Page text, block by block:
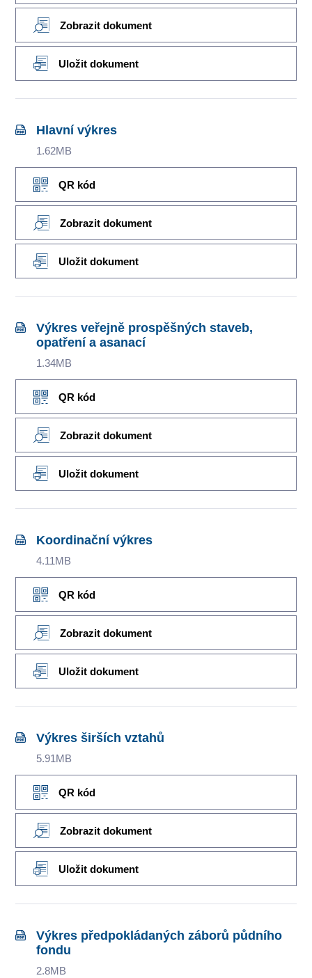
Zobrazit dokument
Uložit dokument
Hlavní výkres
1.62MB
QR kód
Zobrazit dokument
Uložit dokument
Výkres veřejně prospěšných staveb,
opatření a asanací
1.34MB
QR kód
Zobrazit dokument
Uložit dokument
Koordinační výkres
4.11MB
QR kód
Zobrazit dokument
Uložit dokument
Výkres širších vztahů
5.91MB
QR kód
Zobrazit dokument
Uložit dokument
Výkres předpokládaných záborů půdního
fondu
2.8MB